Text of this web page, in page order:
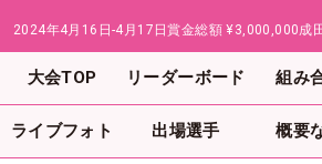
2024年4月16日-4月17日賞金総額 ¥3,000,000成
大会TOP リーダーボード 組み
ライブフォト 出場選手 概要